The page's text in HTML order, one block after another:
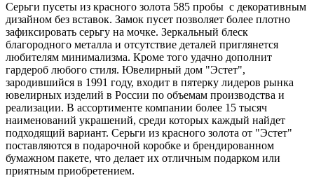
Серьги пусеты из красного золота 585 пробы с декоративным
дизайном без вставок. Замок пусет позволяет более плотно
зафиксировать серьгу на мочке. Зеркальный блеск
благородного металла и отсутствие деталей приглянется
любителям минимализма. Кроме того удачно дополнит
гардероб любого стиля. Ювелирный дом "Эстет",
зародившийся в 1991 году, входит в пятерку лидеров рынка
ювелирных изделий в России по объемам производства и
реализации. В ассортименте компании более 15 тысяч
наименований украшений, среди которых каждый найдет
подходящий вариант. Серьги из красного золота от "Эстет"
поставляются в подарочной коробке и брендированном
бумажном пакете, что делает их отличным подарком или
приятным приобретением.